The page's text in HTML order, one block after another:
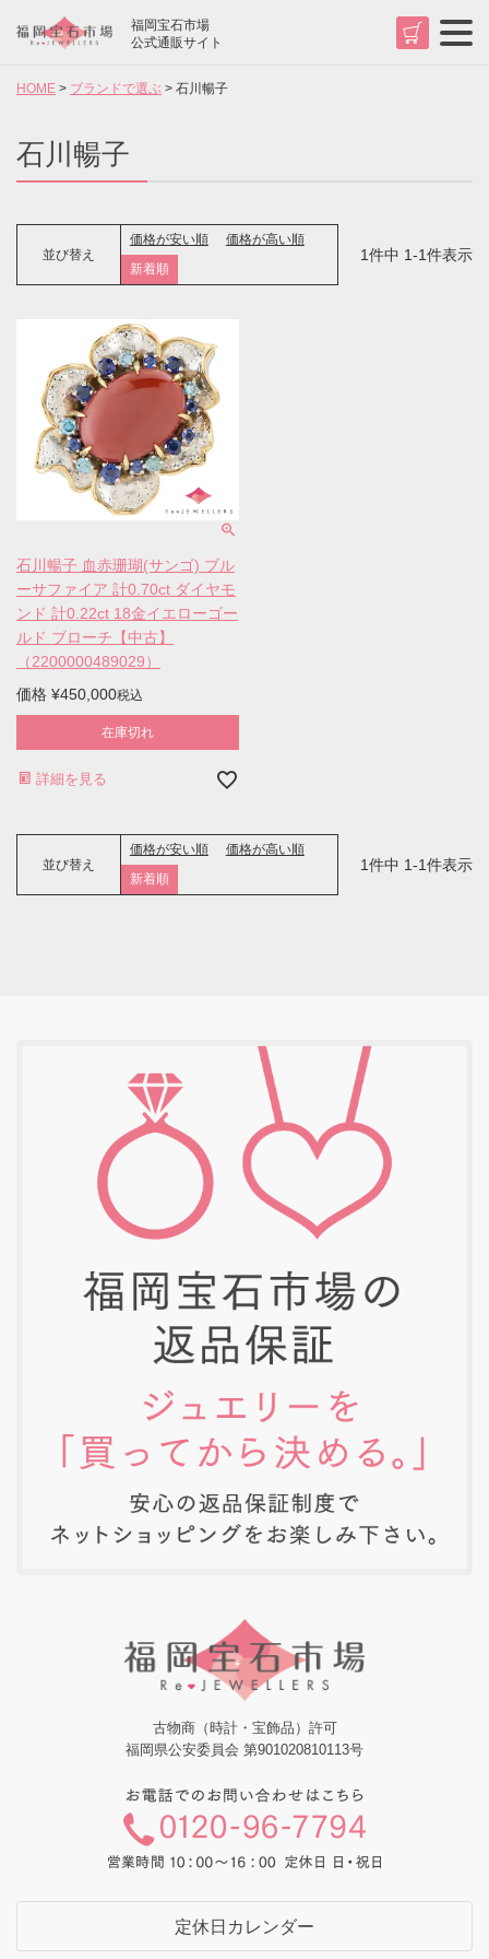
福岡宝石市場
公式通販サイト
HOME ブランドで選ぶ 石川暢子
石川暢子
並び替え
価格が安い順
価格が高い順
新着順
1件中 1-1件表示
石川暢子 血赤珊瑚(サンゴ) ブル
ーサファイア 計0.70ct ダイヤモ
ンド 計0.22ct 18金イエローゴー
ルド ブローチ【中古】
（2200000489029）
価格 ¥450,000税込
在庫切れ
詳細を見る
並び替え
価格が安い順
価格が高い順
新着順
1件中 1-1件表示
古物商（時計・宝飾品）許可
福岡県公安委員会 第901020810113号
定休日カレンダー
t
t
i